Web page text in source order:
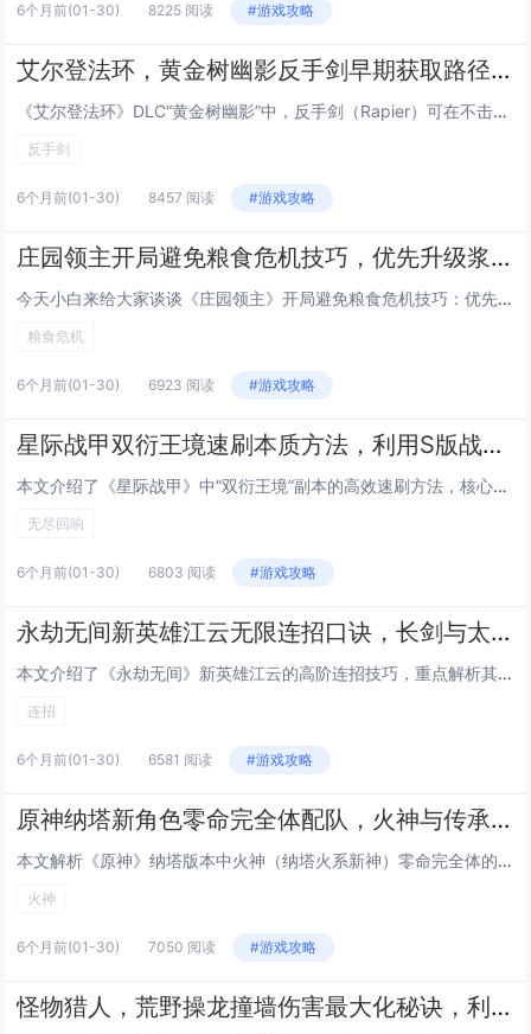
6个月前(01-30) 8225 阅读 #游戏攻略
艾尔登法环，黄金树幽影反手剑早期获取路径，无需击败Boss，10分钟跑图拿到DLC强力武器
《艾尔登法环》DLC“黄金树幽影”中，反手剑（Rapier）可在不击败任何Boss的前提下，通过约10分钟的高效跑图流程早期获取，该路线避开高难度区域与强制战斗，利用地图机制快速抵达隐藏宝箱位置——位于“影之渊”边缘一处隐蔽洞窟内，玩家只需...
反手剑
6个月前(01-30) 8457 阅读 #游戏攻略
庄园领主开局避免粮食危机技巧，优先升级浆果丛与狩猎小屋的精准时间节点
今天小白来给大家谈谈《庄园领主》开局避免粮食危机技巧：优先升级浆果丛与狩猎小屋的精准时间节点。，以及对应的知识点，希望对大家有所帮助，不要忘了收藏本站呢今天给各位分享《庄园领主》开局避免粮食危机技巧：优先升级浆果丛与狩猎小屋的精准时间节点。...
粮食危机
6个月前(01-30) 6923 阅读 #游戏攻略
星际战甲双衍王境速刷本质方法，利用S版战甲单刷无尽回响循环效率提升300%
本文介绍了《星际战甲》中“双衍王境”副本的高效速刷方法，核心在于使用S系（Sentient）战甲进行单人无尽回响循环，该策略通过精准利用S系战甲的高生存能力、群体控制与快速清怪机制（如Nidus的寄生、Hydroid的潮汐涌流或Wukong...
无尽回响
6个月前(01-30) 6803 阅读 #游戏攻略
永劫无间新英雄江云无限连招口诀，长剑与太刀切换取消后摇的实战combo
本文介绍了《永劫无间》新英雄江云的高阶连招技巧，重点解析其长剑与太刀双武器切换取消后摇的核心机制，通过精准的武器切换时机（如长剑重击后接太刀轻击、或太刀升龙后瞬切长剑），可无缝衔接技能、规避硬直，实现流畅无限连招，文中还提供了实用口诀，如“...
连招
6个月前(01-30) 6581 阅读 #游戏攻略
原神纳塔新角色零命完全体配队，火神与传承机制叠加的深渊满星阵容解析
本文解析《原神》纳塔版本中火神（纳塔火系新神）零命完全体的配队思路与深渊满星实战策略，重点围绕“火神+传承机制”双核驱动展开：火神凭借高倍率普攻、稳定后台火附着及元素爆发增益，配合纳塔特有的“传承”机制（如角色登场时继承前一位角色的部分bu...
火神
6个月前(01-30) 7050 阅读 #游戏攻略
怪物猎人，荒野操龙撞墙伤害最大化秘诀，利用地形落差实现连续撞墙三次的技巧